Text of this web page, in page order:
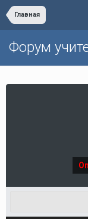
Главная
Форум